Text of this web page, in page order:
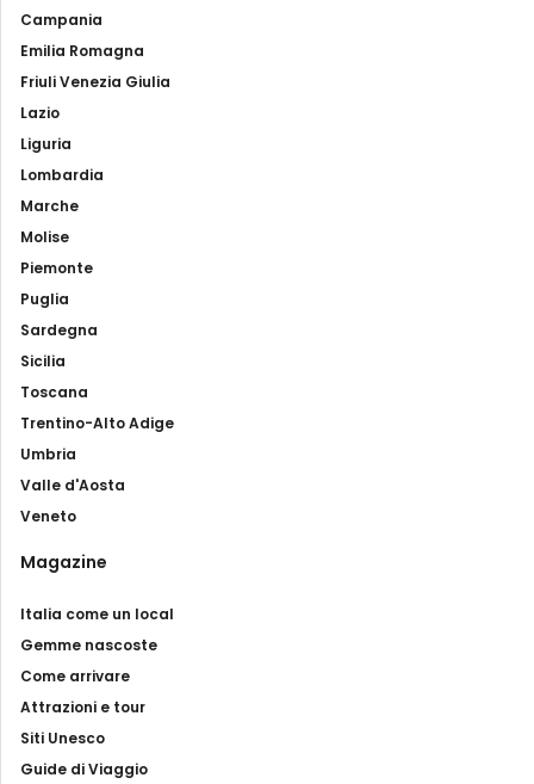
Campania
Emilia Romagna
Friuli Venezia Giulia
Lazio
Liguria
Lombardia
Marche
Molise
Piemonte
Puglia
Sardegna
Sicilia
Toscana
Trentino-Alto Adige
Umbria
Valle d'Aosta
Veneto
Magazine
Italia come un local
Gemme nascoste
Come arrivare
Attrazioni e tour
Siti Unesco
Guide di Viaggio